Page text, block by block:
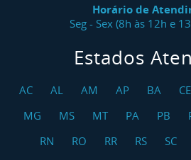
Horário de
Seg - Sex (8h às 12h e
Estados
AC AL AM AP BA CE
MG
MS MT PA PB
RN
RO RR RS SC